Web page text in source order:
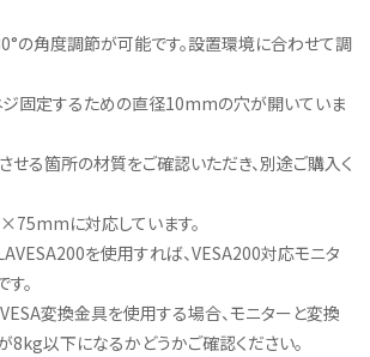
の角度調節が可能です。設置環境に合わせて調
ジ固定するための直径10mmの穴が開いていま
る箇所の材質をご確認いただき、別途ご購入く
に対応しています。
を使用すれば、VESA200対応モニタ
。
変換金具を使用する場合、モニターと変換
以下になるかどうかご確認ください。